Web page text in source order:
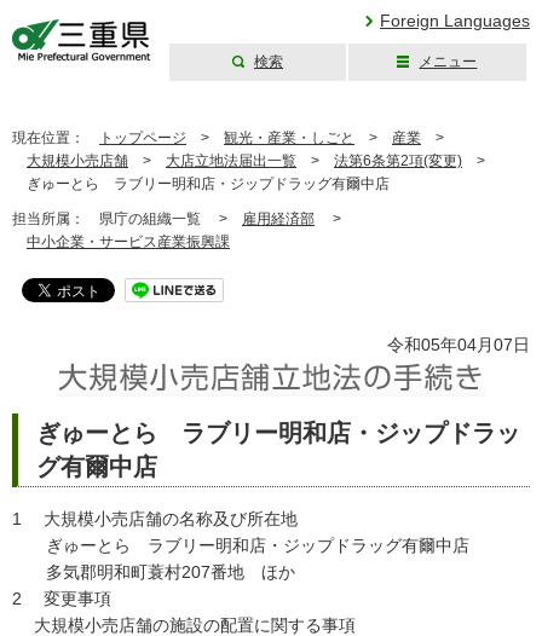
Foreign Languages
検索 メニュー
現在位置： トップページ > 観光・産業・しごと > 産業 >
大規模小売店舗 > 大店立地法届出一覧 > 法第6条第2項(変更) >
ぎゅーとら ラブリー明和店・ジップドラッグ有爾中店
担当所属： 県庁の組織一覧 > 雇用経済部 >
中小企業・サービス産業振興課
令和05年04月07日
ぎゅーとら ラブリー明和店・ジップドラッ
グ有爾中店
1 大規模小売店舗の名称及び所在地
ぎゅーとら ラブリー明和店・ジップドラッグ有爾中店
多気郡明和町蓑村207番地 ほか
2 変更事項
大規模小売店舗の施設の配置に関する事項